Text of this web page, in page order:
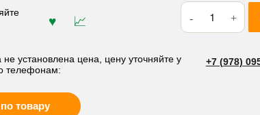
Количество
товара
боковая
не установлена цена, цену уточняйте у
телефонам:
+7 (978)
товару